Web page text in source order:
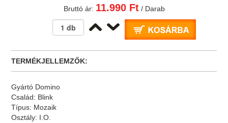
Bruttó ár: 11.990 Ft/ Darab
TERMÉKJELLEMZŐK:
Gyártó Domino
Család: Blink
Típus: Mozaik
Osztály: I.O.